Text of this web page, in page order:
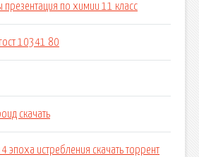
презентация по химии 11 класс
10341 80
скачать
эпоха истребления скачать торрент